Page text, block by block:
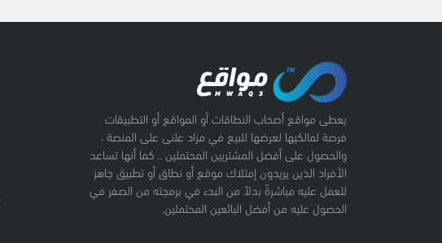
يعطى مواقع أصحاب النطاقات أو المواقع أو التطبيقات
فرصة لمالكيها لعرضها للبيع في مزاد علنى على المنصة ،
والحصول على أفضل المشتريين المحتملين .. كما أنها تساعد
الأفراد الذين يريدون إمتلاك موقع أو نطاق أو تطبيق جاهز
للعمل عليه مباشرةً بدلاً من البدء في برمجته من الصفر في
الحصول عليه من أفضل البائعين المحتملين.